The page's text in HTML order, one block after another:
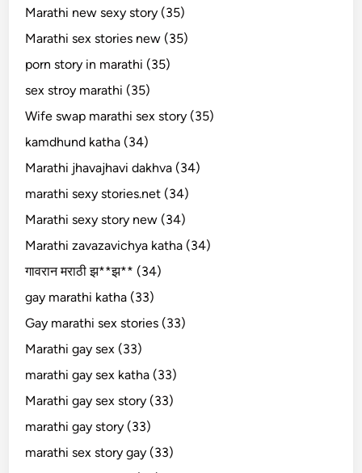
Marathi new sexy story (35)
Marathi sex stories new (35)
porn story in marathi (35)
sex stroy marathi (35)
Wife swap marathi sex story (35)
kamdhund katha (34)
Marathi jhavajhavi dakhva (34)
marathi sexy stories.net (34)
Marathi sexy story new (34)
Marathi zavazavichya katha (34)
गावरान मराठी झ**झ** (34)
gay marathi katha (33)
Gay marathi sex stories (33)
Marathi gay sex (33)
marathi gay sex katha (33)
Marathi gay sex story (33)
marathi gay story (33)
marathi sex story gay (33)